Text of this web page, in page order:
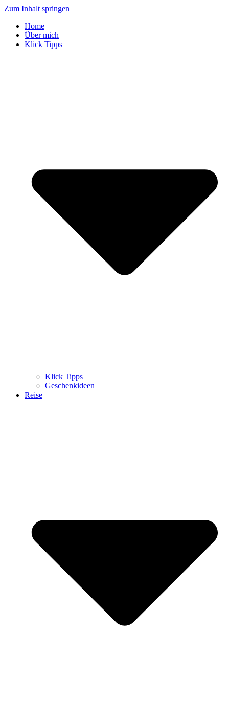
Zum Inhalt springen
Home
Über mich
Klick Tipps
Klick Tipps
Geschenkideen
Reise